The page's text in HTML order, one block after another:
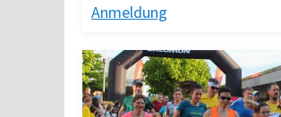
Anmeldung